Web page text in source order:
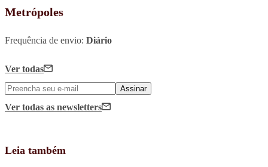
Metrópoles
Frequência de envio: Diário
Ver todas
Assinar
Ver todas as newsletters
Leia também